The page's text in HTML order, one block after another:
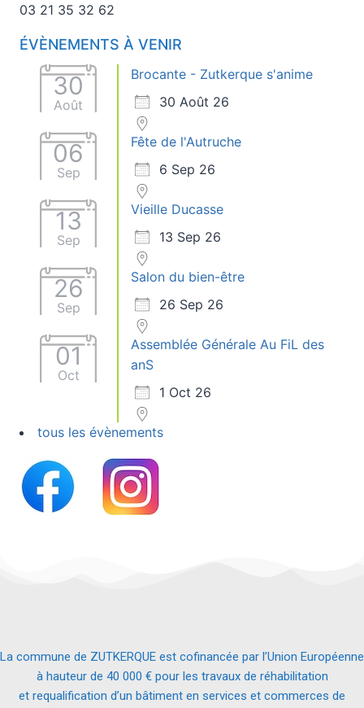
03 21 35 32 62
ÉVÈNEMENTS À VENIR
30
Août
Brocante - Zutkerque s'anime
30 Août 26
06
Sep
Fête de l'Autruche
6 Sep 26
13
Sep
Vieille Ducasse
13 Sep 26
26
Sep
Salon du bien-être
26 Sep 26
01
Oct
Assemblée Générale Au FiL des
anS
1 Oct 26
tous les évènements
La commune de ZUTKERQUE est cofinancée par l’Union Européenne
à hauteur de 40 000 € pour les travaux de réhabilitation
et requalification d’un bâtiment en services et commerces de